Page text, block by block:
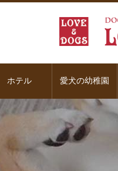
ホテル 愛犬の幼稚園